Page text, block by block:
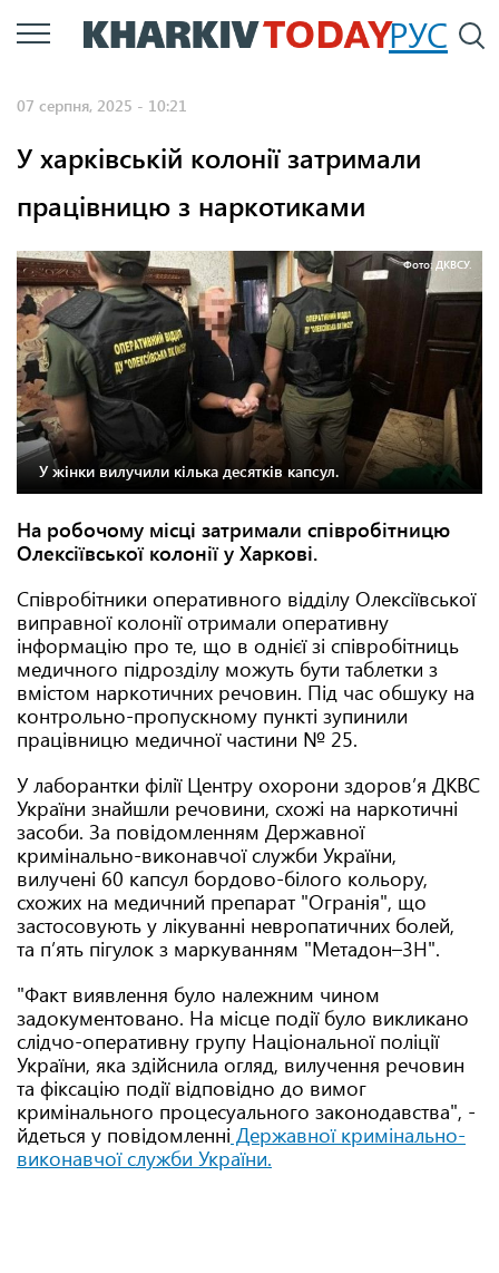
Перейти
до
РУС
07 серпня, 2025 - 10:21
У харківській колонії затримали
працівницю з наркотиками
Фото: ДКВСУ.
У жінки вилучили кілька десятків капсул.
На робочому місці затримали співробітницю
Олексіївської колонії у Харкові.
Співробітники оперативного відділу Олексіївської
виправної колонії отримали оперативну
інформацію про те, що в однієї зі співробітниць
медичного підрозділу можуть бути таблетки з
вмістом наркотичних речовин. Під час обшуку на
контрольно-пропускному пункті зупинили
працівницю медичної частини № 25.
У лаборантки філії Центру охорони здоров’я ДКВС
України знайшли речовини, схожі на наркотичні
засоби. За повідомленням Державної
кримінально-виконавчої служби України,
вилучені 60 капсул бордово-білого кольору,
схожих на медичний препарат "Огранія", що
застосовують у лікуванні невропатичних болей,
та п’ять пігулок з маркуванням "Метадон–3Н".
"Факт виявлення було належним чином
задокументовано. На місце події було викликано
слідчо-оперативну групу Національної поліції
України, яка здійснила огляд, вилучення речовин
та фіксацію події відповідно до вимог
кримінального процесуального законодавства", -
йдеться у повідомленні Державної кримінально-
виконавчої служби України.